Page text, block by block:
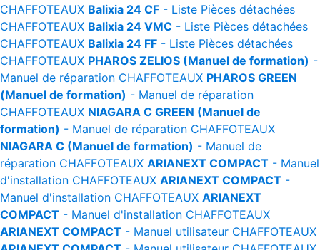
CHAFFOTEAUX Balixia 24 CF - Liste Pièces détachées
CHAFFOTEAUX Balixia 24 VMC - Liste Pièces détachées
CHAFFOTEAUX Balixia 24 FF - Liste Pièces détachées
CHAFFOTEAUX PHAROS ZELIOS (Manuel de formation) -
Manuel de réparation CHAFFOTEAUX PHAROS GREEN
(Manuel de formation) - Manuel de réparation
CHAFFOTEAUX NIAGARA C GREEN (Manuel de
formation) - Manuel de réparation CHAFFOTEAUX
NIAGARA C (Manuel de formation) - Manuel de
réparation CHAFFOTEAUX ARIANEXT COMPACT - Manuel
d'installation CHAFFOTEAUX ARIANEXT COMPACT -
Manuel d'installation CHAFFOTEAUX ARIANEXT
COMPACT - Manuel d'installation CHAFFOTEAUX
ARIANEXT COMPACT - Manuel utilisateur CHAFFOTEAUX